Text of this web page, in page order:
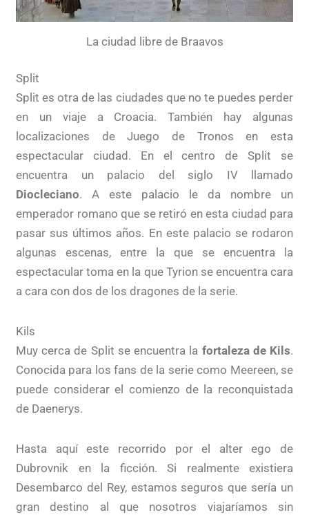
La ciudad libre de Braavos
Split
Split es otra de las ciudades que no te puedes perder
en un viaje a Croacia. También hay algunas
localizaciones de Juego de Tronos en esta
espectacular ciudad. En el centro de Split se
encuentra un palacio del siglo IV llamado
Diocleciano. A este palacio le da nombre un
emperador romano que se retiró en esta ciudad para
pasar sus últimos años. En este palacio se rodaron
algunas escenas, entre la que se encuentra la
espectacular toma en la que Tyrion se encuentra cara
a cara con dos de los dragones de la serie.
Kils
Muy cerca de Split se encuentra la fortaleza de Kils.
Conocida para los fans de la serie como Meereen, se
puede considerar el comienzo de la reconquistada
de Daenerys.
Hasta aquí este recorrido por el alter ego de
Dubrovnik en la ficción. Si realmente existiera
Desembarco del Rey, estamos seguros que sería un
gran destino al que nosotros viajaríamos sin